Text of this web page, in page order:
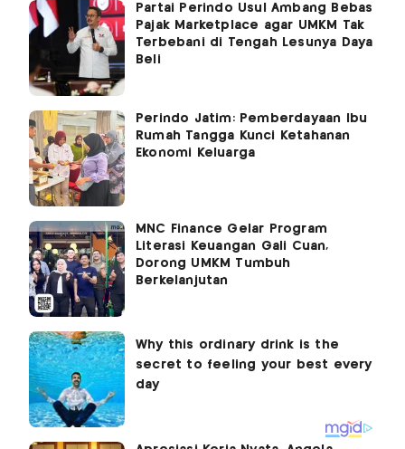
Partai Perindo Usul Ambang Bebas
Pajak Marketplace agar UMKM Tak
Terbebani di Tengah Lesunya Daya
Beli
Perindo Jatim: Pemberdayaan Ibu
Rumah Tangga Kunci Ketahanan
Ekonomi Keluarga
MNC Finance Gelar Program
Literasi Keuangan Gali Cuan,
Dorong UMKM Tumbuh
Berkelanjutan